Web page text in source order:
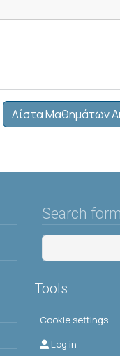
Λίστα Μαθημάτων
Search form
Αναζήτηση
Tools
Cookie settings
Μενού
Log in